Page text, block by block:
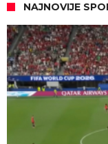
NAJNOVIJE